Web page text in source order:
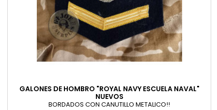
GALONES DE HOMBRO "ROYAL NAVY ESCUELA NAVAL"
NUEVOS
BORDADOS CON CANUTILLO METALICO!!